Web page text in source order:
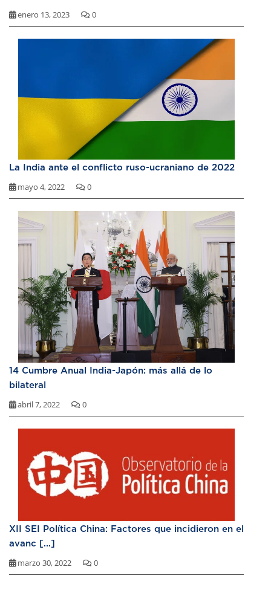
enero 13, 2023 0
La India ante el conflicto ruso-ucraniano de 2022
mayo 4, 2022 0
14 Cumbre Anual India-Japón: más allá de lo
bilateral
abril 7, 2022 0
XII SEI Política China: Factores que incidieron en el
avanc [...]
marzo 30, 2022 0